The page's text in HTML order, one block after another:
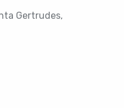
Gertrudes,